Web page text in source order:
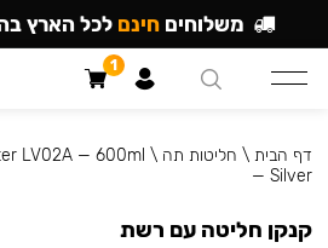
דף הבית \ חליטות תה \
LV02A — 600ml
— Silver
קנקן חליטה עם רשת
משלוחים חינם לכל הארץ
1